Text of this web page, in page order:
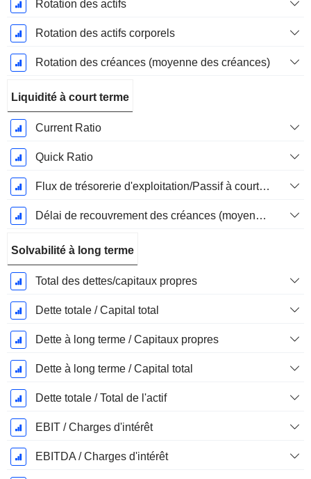
Rotation des actifs
Rotation des actifs corporels
Rotation des créances (moyenne des créances)
Liquidité à court terme
Current Ratio
Quick Ratio
Flux de trésorerie d'exploitation/Passif à court terme
Délai de recouvrement des créances (moyenne des créances)
Solvabilité à long terme
Total des dettes/capitaux propres
Dette totale / Capital total
Dette à long terme / Capitaux propres
Dette à long terme / Capital total
Dette totale / Total de l'actif
EBIT / Charges d'intérêt
EBITDA / Charges d'intérêt